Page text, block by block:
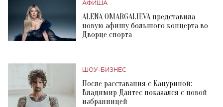
АФИША
ALENA OMARGALIEVA представила
новую афишу большого концерта во
Дворце спорта
ШОУ-БИЗНЕС
После расставания с Кацуриной:
Владимир Дантес показался с новой
избранницей